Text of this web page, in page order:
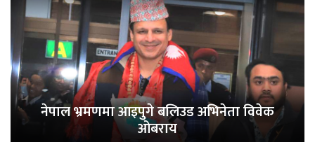
नेपाल भ्रमणमा आइपुगे बलिउड अभिनेता विवेक
ओबराय